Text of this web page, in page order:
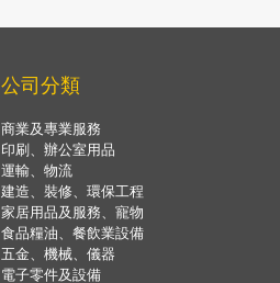
公司分類
商業及專業服務
印刷、辦公室用品
運輸、物流
建造、裝修、環保工程
家居用品及服務、寵物
食品糧油、餐飲業設備
五金、機械、儀器
電子零件及設備